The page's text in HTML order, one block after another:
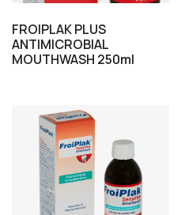
FROIPLAK PLUS
ANTIMICROBIAL
MOUTHWASH 250ml